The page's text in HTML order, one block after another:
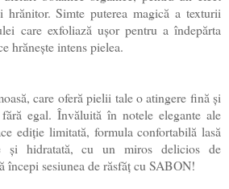
Simte puterea magică a texturii
care exfoliază ușor pentru a îndepărta
hrănește intens pielea.
care oferă pielii tale o atingere fină și
egal. Învăluită în notele elegante ale
ediție limitată, formula confortabilă lasă
și hidratată, cu un miros delicios de
începi sesiunea de răsfăț cu SABON!